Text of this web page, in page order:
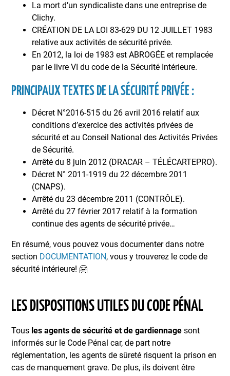
La mort d’un syndicaliste dans une entreprise de
Clichy.
CRÉATION DE LA LOI 83-629 DU 12 JUILLET 1983
relative aux activités de sécurité privée.
En 2012, la loi de 1983 est ABROGÉE et remplacée
par le livre VI du code de la Sécurité Intérieure.
PRINCIPAUX TEXTES DE LA SÉCURITÉ PRIVÉE :
Décret N°2016-515 du 26 avril 2016 relatif aux
conditions d’exercice des activités privées de
sécurité et au Conseil National des Activités Privées
de Sécurité.
Arrêté du 8 juin 2012 (DRACAR – TÉLÉCARTEPRO).
Décret N° 2011-1919 du 22 décembre 2011
(CNAPS).
Arrêté du 23 décembre 2011 (CONTRÔLE).
Arrêté du 27 février 2017 relatif à la formation
continue des agents de sécurité privée…
En résumé, vous pouvez vous documenter dans notre
section DOCUMENTATION, vous y trouverez le code de
sécurité intérieure! 🤗
LES DISPOSITIONS UTILES DU CODE PÉNAL
Tous les agents de sécurité et de gardiennage sont
informés sur le Code Pénal car, de part notre
réglementation, les agents de sûreté risquent la prison en
cas de manquement grave. De plus, ils doivent être